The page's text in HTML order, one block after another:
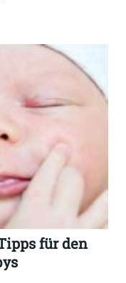
für den